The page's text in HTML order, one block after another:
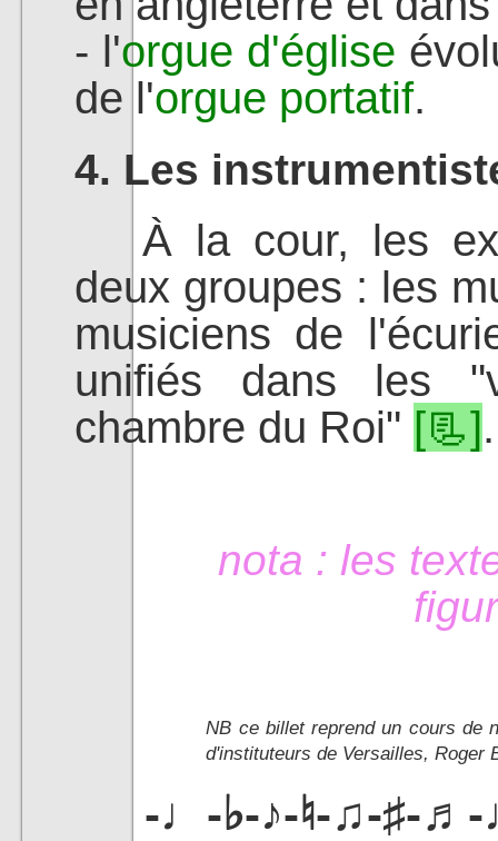
- l'orgue d'église
de l'orgue portatif.
4. Les
À la cour, les
deux groupes : les
musiciens de
unifiés dans les
chambre du Roi" [📃] .
nota : les
NB ce billet reprend un cours de
d'instituteurs de Versailles, Roger
-♩-♭-♪-♮-♫-♯-